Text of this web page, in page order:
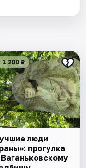
1 200 ₽
люди
прогулка
Ваганьковскому